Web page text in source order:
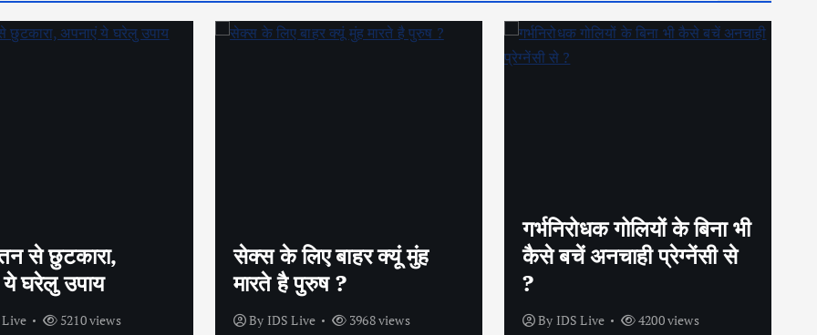
से छुटकारा,
घरेलु उपाय
Live 5210 views
सेक्स के लिए बाहर क्यूं मुंह
मारते है पुरुष ?
By IDS Live 3968 views
गर्भनिरोधक गोलियों के बिना भी
कैसे बचें अनचाही प्रेग्नेंसी से
?
By IDS Live 4200 views